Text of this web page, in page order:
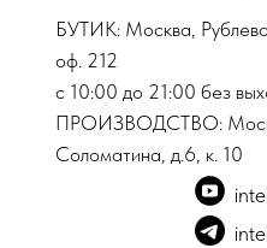
БУТИК: Москва,
оф. 212
с 10:00 до 21:00 без
ПРОИЗВОДСТВО:
Соломатина, д.6, к. 10